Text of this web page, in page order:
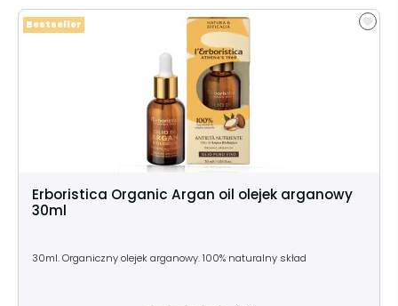
Erboristica Organic Argan oil olejek arganowy
30ml
30ml. Organiczny olejek arganowy. 100% naturalny skład
Bestseller